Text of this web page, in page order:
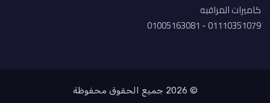
كاميرات المراقبه
01110351079 - 01005163081
© 2026 جميع الحقوق محفوظة